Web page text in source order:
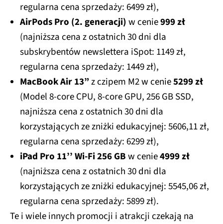
regularna cena sprzedaży: 6499 zł),
AirPods Pro (2. generacji)w cenie999 zł
(najniższa cena z ostatnich 30 dni dla
subskrybentów newslettera iSpot: 1149 zł,
regularna cena sprzedaży: 1449 zł),
MacBook Air 13”z czipem M2 w cenie5299 zł
(Model 8-core CPU, 8-core GPU, 256 GB SSD,
najniższa cena z ostatnich 30 dni dla
korzystających ze zniżki edukacyjnej: 5606,11 zł,
regularna cena sprzedaży: 6299 zł),
iPad Pro 11’’ Wi-Fi 256 GBw cenie4999 zł
(najniższa cena z ostatnich 30 dni dla
korzystających ze zniżki edukacyjnej: 5545,06 zł,
regularna cena sprzedaży: 5899 zł).
Te i wiele innych promocji i atrakcji czekają na